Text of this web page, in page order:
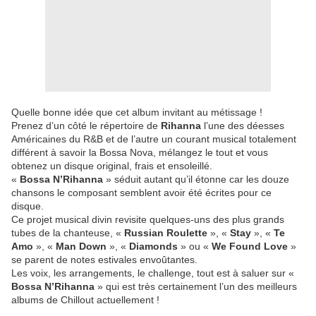
Quelle bonne idée que cet album invitant au métissage !
Prenez d’un côté le répertoire de Rihanna l’une des déesses
Américaines du R&B et de l’autre un courant musical totalement
différent à savoir la Bossa Nova, mélangez le tout et vous
obtenez un disque original, frais et ensoleillé.
« Bossa N’Rihanna » séduit autant qu’il étonne car les douze
chansons le composant semblent avoir été écrites pour ce
disque.
Ce projet musical divin revisite quelques-uns des plus grands
tubes de la chanteuse, « Russian Roulette », « Stay », « Te
Amo », « Man Down », « Diamonds » ou « We Found Love »
se parent de notes estivales envoûtantes.
Les voix, les arrangements, le challenge, tout est à saluer sur «
Bossa N’Rihanna » qui est très certainement l’un des meilleurs
albums de Chillout actuellement !